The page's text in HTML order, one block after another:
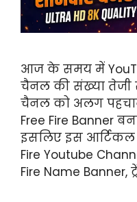
आज के समय में
चैनल की संख्या तेजी
चैनल को अलग
Free Fire Banner
इसलिए इस
Fire Youtube
Fire Name Banner,